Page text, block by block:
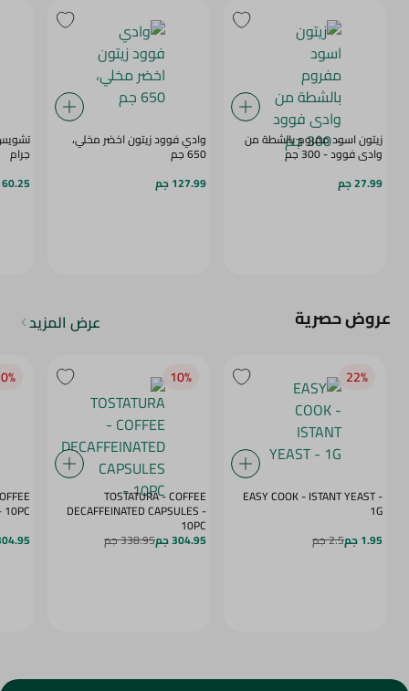
زيتون اسود مفروم بالشطة من
وادى فوود - 300 جم
27.99 جم
وادي فوود زيتون اخضر مخلي،
650 جم
127.99 جم
جرام
60.25 جم
عروض حصرية عرض المزيد
22‎%‎
EASY COOK - ISTANT YEAST -
1G
1.95 جم
2.5 جم
10‎%‎
TOSTATURA - COFFEE
DECAFFEINATED CAPSULES -
10PC
304.95 جم 338.95 جم
VANILLA - 10PC
304.95